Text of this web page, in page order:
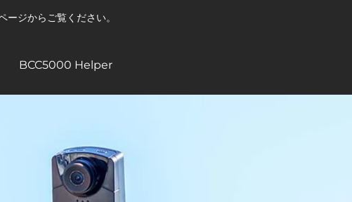
ジからご覧ください。
BCC5000 Helper